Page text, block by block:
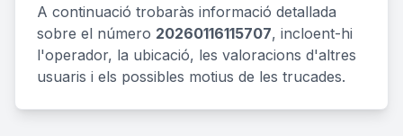
A continuació trobaràs informació detallada
sobre el número 20260116115707, incloent-hi
l'operador, la ubicació, les valoracions d'altres
usuaris i els possibles motius de les trucades.